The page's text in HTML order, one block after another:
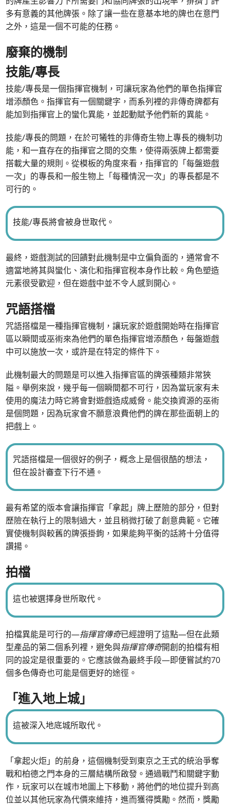
多有意義的其他牌張。除了讓一些在意基本地的牌也在意門
之外，這是一個不可能的任務。
廢棄的機制
技能/專長
技能/專長是一個指揮官機制，可讓玩家為他們的單色指揮官
增添顏色。指揮官有一個關鍵字，而系列裡的非傳奇牌都有
能加到指揮官上的蠻化異能，並起動賦予他們新的異能。
技能/專長的問題，在於可犧牲的非傳奇生物上專長的機制功
能，和一直存在的指揮官之間的交集，使得兩張牌上都需要
搭載大量的規則。從模板的角度來看，指揮官的「每盤遊戲
一次」的專長和一般生物上「每種情況一次」的專長都是不
可行的。
技能/專長將會被身世取代。
最終，遊戲測試的回饋對此機制是中立偏負面的，通常會不
適當地將其與蠻化、演化和指揮官稅本身作比較。角色塑造
元素很受歡迎，但在遊戲中並不令人感到開心。
咒語搭檔
咒語搭檔是一種指揮官機制，讓玩家於遊戲開始時在指揮官
區以瞬間或巫術來為他們的單色指揮官增添顏色，每盤遊戲
中可以施放一次，或許是在特定的條件下。
此機制最大的問題是可以進入指揮官區的牌張種類非常狹
隘。舉例來說，幾乎每一個瞬間都不可行，因為當玩家有未
使用的魔法力時它將會對遊戲造成威脅。能交換資源的巫術
是個問題，因為玩家會不願意浪費他們的牌在那些面朝上的
把戲上。
咒語搭檔是一個很好的例子，概念上是個很酷的想法，
但在設計審查下行不通。
最有希望的版本會讓指揮官「拿起」牌上歷險的部分，但對
歷險在執行上的限制過大，並且稍微打破了創意典範。它確
實使機制與較舊的牌張掛鉤，如果能夠平衡的話將十分值得
讚揚。
拍檔
這也被選擇身世所取代。
拍檔異能是可行的—指揮官傳奇已經證明了這點—但在此類
型產品的第二個系列裡，避免與指揮官傳奇開創的拍檔有相
同的設定是很重要的。它應該做為最終手段—即便嘗試約70
個多色傳奇也可能是個更好的途徑。
「進入地上城」
這被深入地底城所取代。
「拿起火炬」的前身，這個機制受到東京之王式的統治爭奪
戰和柏德之門本身的三層結構所啟發。通過戰鬥和關鍵字動
作，玩家可以在城市地圖上下移動，將他們的地位提升到高
位並以其他玩家為代價來維持，進而獲得獎勵。然而，獎勵